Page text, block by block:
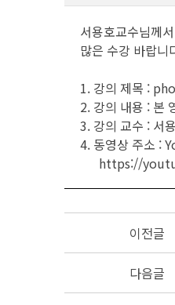
서용호교수님께
많은 수강 바랍니
1. 강의 제목 :
2. 강의 내용 : 본
3. 강의 교수 : 서
4. 동영상 주소 :
https://
이전글
다음글